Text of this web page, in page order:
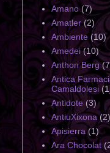
Amano (7)
Amatler (2)
Ambiente (10)
Amedei (10)
Anthon Berg
Antica
Camaldolesi
Antidote (3)
AntiuXixona (2)
Apisierra (1)
Ara Chocolat